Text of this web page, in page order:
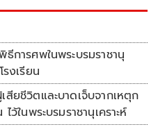
การศพในพระบรมราชานุ
รงเรียน
สียชีวิตและบาดเจ็บจากเหตุก
ว้ในพระบรมราชานุเคราะห์